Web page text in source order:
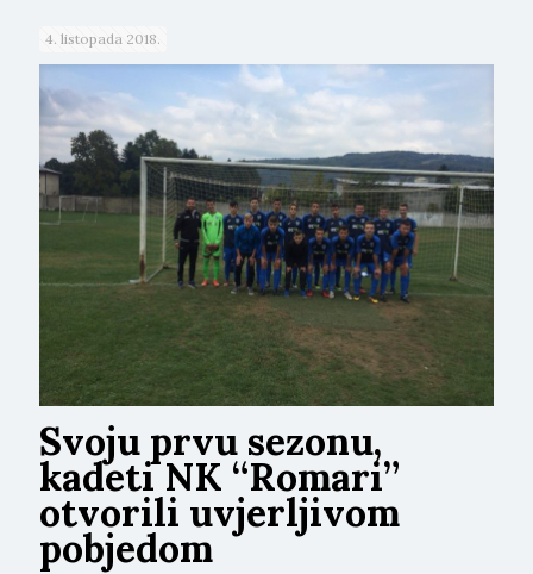
4. listopada 2018.
Svoju prvu sezonu,
kadeti NK “Romari”
otvorili uvjerljivom
pobjedom